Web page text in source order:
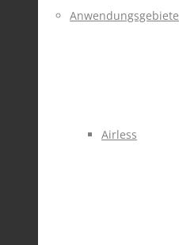
Anwendungsgebiete
Airless